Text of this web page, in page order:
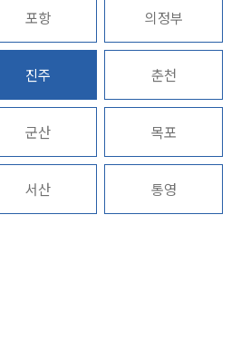
공지사항
법률서식
터/브로슈어
세미나
법률상담예약
법률상담예약
포항 의정부
진주 춘천
군산 목포
서산 통영